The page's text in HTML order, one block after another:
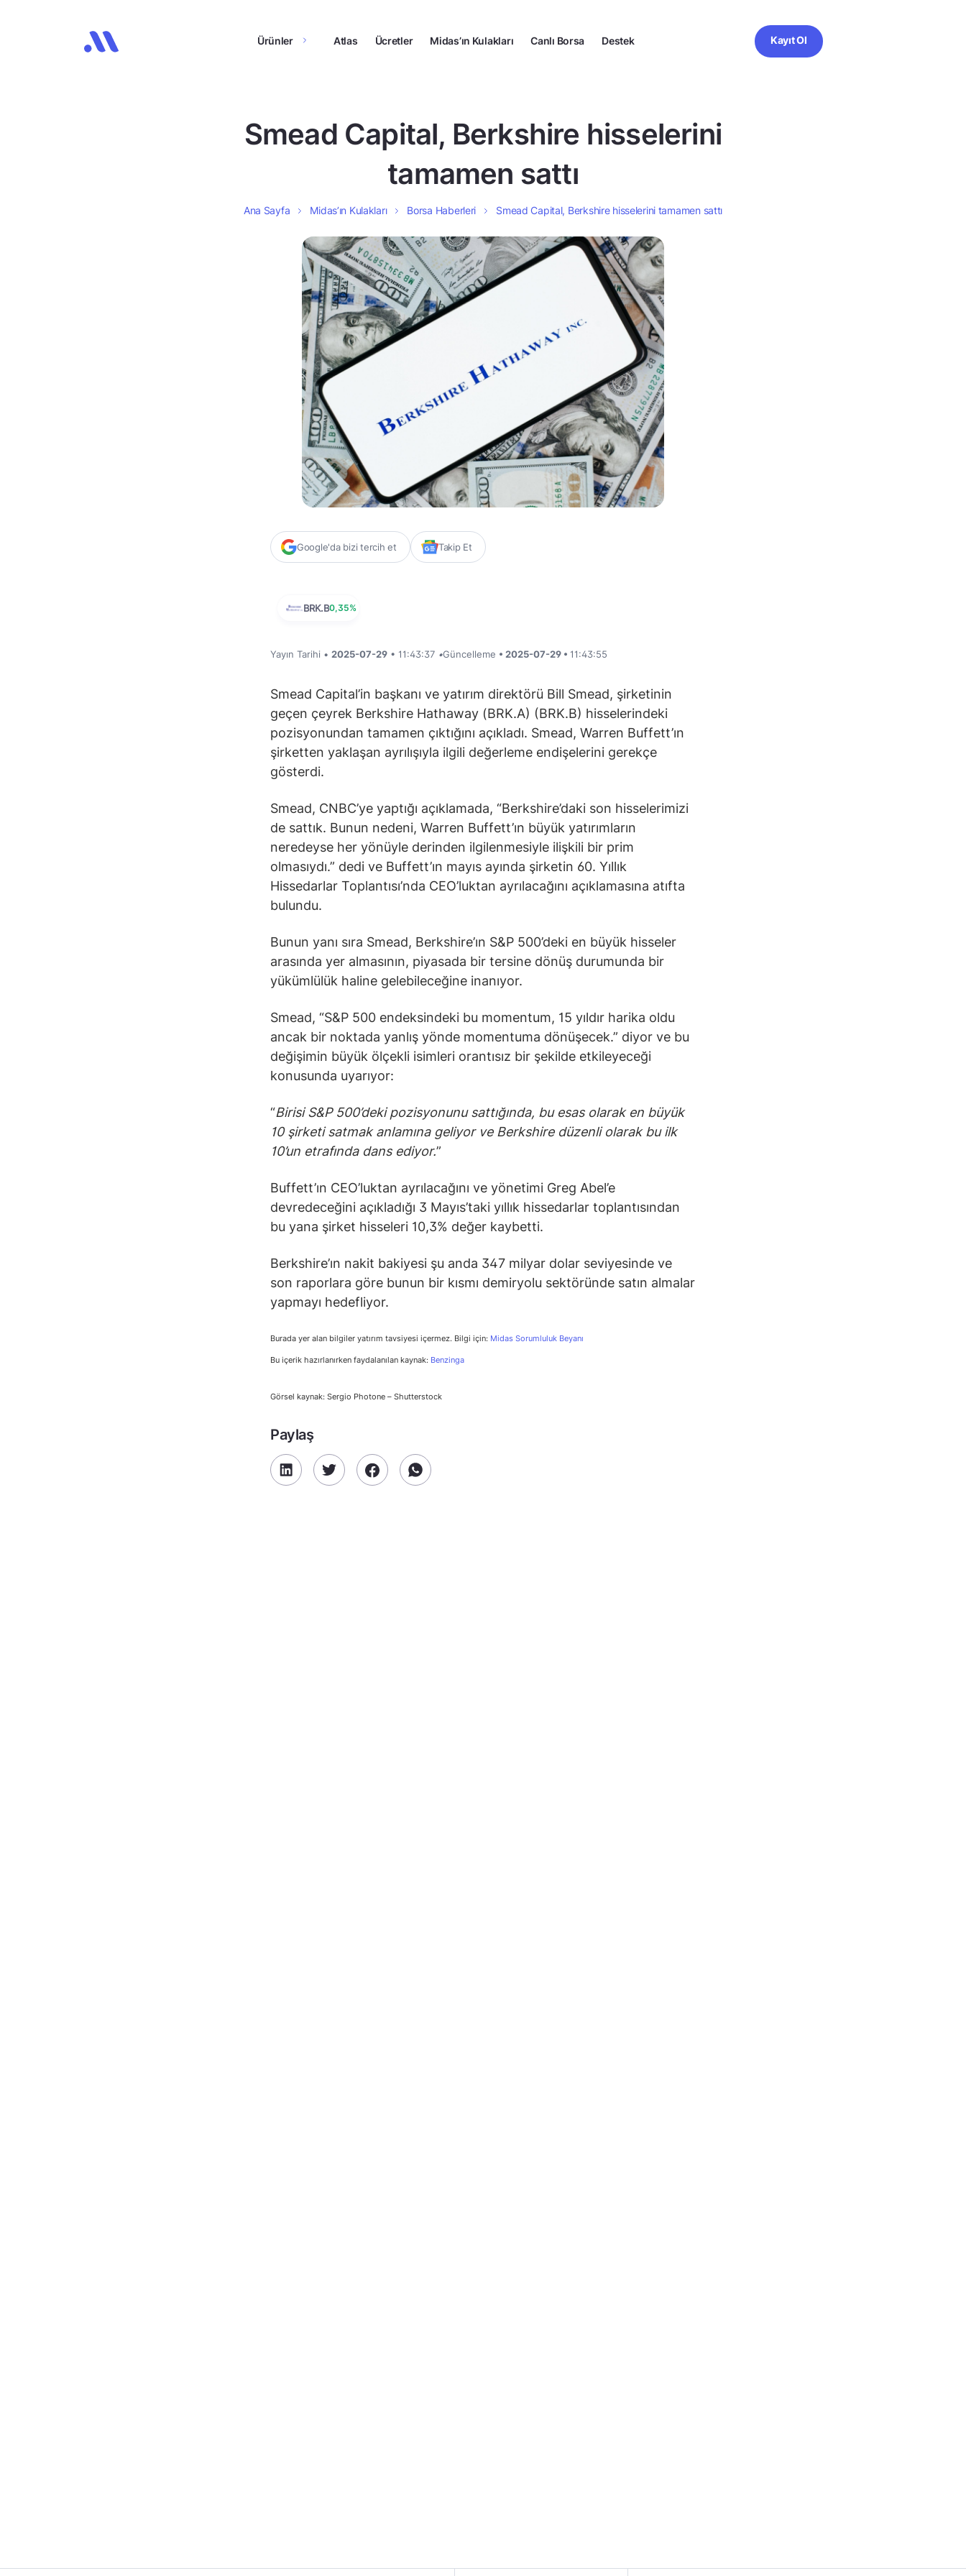
Ürünler Atlas Ücretler Midas’ın Kulakları Canlı Borsa Destek Kayıt Ol
Smead Capital, Berkshire hisselerini
tamamen sattı
Ana Sayfa Midas’ın Kulakları Borsa Haberleri Smead Capital, Berkshire hisselerini tamamen sattı
Google'da bizi tercih et Takip Et
BRK.B0,35%
Yayın Tarihi • 2025-07-29 • 11:43:37 •Güncelleme • 2025-07-29 • 11:43:55
Smead Capital’in başkanı ve yatırım direktörü Bill Smead, şirketinin
geçen çeyrek Berkshire Hathaway (BRK.A) (BRK.B) hisselerindeki
pozisyonundan tamamen çıktığını açıkladı. Smead, Warren Buffett’ın
şirketten yaklaşan ayrılışıyla ilgili değerleme endişelerini gerekçe
gösterdi.
Smead, CNBC’ye yaptığı açıklamada, “Berkshire’daki son hisselerimizi
de sattık. Bunun nedeni, Warren Buffett’ın büyük yatırımların
neredeyse her yönüyle derinden ilgilenmesiyle ilişkili bir prim
olmasıydı.” dedi ve Buffett’ın mayıs ayında şirketin 60. Yıllık
Hissedarlar Toplantısı’nda CEO’luktan ayrılacağını açıklamasına atıfta
bulundu.
Bunun yanı sıra Smead, Berkshire’ın S&P 500’deki en büyük hisseler
arasında yer almasının, piyasada bir tersine dönüş durumunda bir
yükümlülük haline gelebileceğine inanıyor.
Smead, “S&P 500 endeksindeki bu momentum, 15 yıldır harika oldu
ancak bir noktada yanlış yönde momentuma dönüşecek.” diyor ve bu
değişimin büyük ölçekli isimleri orantısız bir şekilde etkileyeceği
konusunda uyarıyor:
“Birisi S&P 500’deki pozisyonunu sattığında, bu esas olarak en büyük
10 şirketi satmak anlamına geliyor ve Berkshire düzenli olarak bu ilk
10’un etrafında dans ediyor.”
Buffett’ın CEO’luktan ayrılacağını ve yönetimi Greg Abel’e
devredeceğini açıkladığı 3 Mayıs’taki yıllık hissedarlar toplantısından
bu yana şirket hisseleri 10,3% değer kaybetti.
Berkshire’ın nakit bakiyesi şu anda 347 milyar dolar seviyesinde ve
son raporlara göre bunun bir kısmı demiryolu sektöründe satın almalar
yapmayı hedefliyor.
Burada yer alan bilgiler yatırım tavsiyesi içermez. Bilgi için: Midas Sorumluluk Beyanı
Bu içerik hazırlanırken faydalanılan kaynak: Benzinga
Görsel kaynak: Sergio Photone – Shutterstock
Paylaş